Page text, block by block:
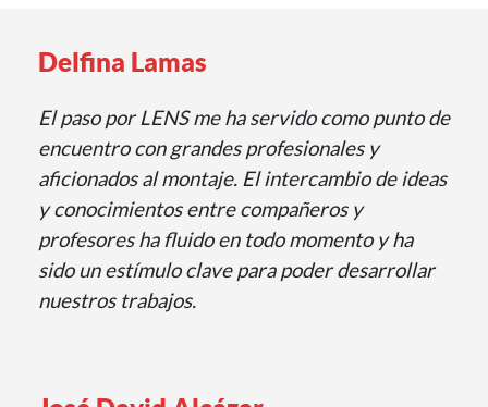
Delfina Lamas
El paso por LENS me ha servido como punto de
encuentro con grandes profesionales y
aficionados al montaje. El intercambio de ideas
y conocimientos entre compañeros y
profesores ha fluido en todo momento y ha
sido un estímulo clave para poder desarrollar
nuestros trabajos.